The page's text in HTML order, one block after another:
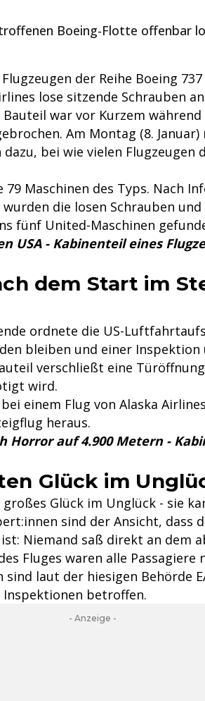
Boeing-Flotte offenbar
der Reihe Boeing
lose sitzende Schrauben
war vor Kurzem
Am Montag (8.
bei wie vielen Flugzeugen
79 Maschinen des Typs. Nach
die losen Schrauben
fünf United-Maschinen
USA - Kabinenteil eines
dem Start im
ordnete die US-
bleiben und einer
verschließt eine
wird.
einem Flug von Alaska
heraus.
Horror auf 4.900 Metern -
Glück im
großes Glück im Unglück - sie
sind der Ansicht, dass
Niemand saß direkt an dem
Fluges waren alle Passagiere
laut der hiesigen Behörde
betroffen.
- Anzeige -